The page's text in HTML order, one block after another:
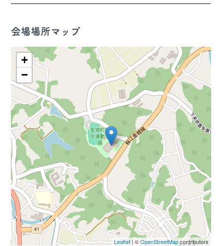
会場場所マップ
+
−
Leaflet| ©OpenStreetMapcontributors